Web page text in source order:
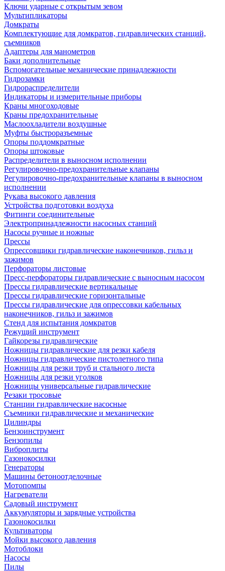
Ключи ударные с открытым зевом
Мультипликаторы
Домкраты
Комплектующие для домкратов, гидравлических станций,
съемников
Адаптеры для манометров
Баки дополнительные
Вспомогательные механические принадлежности
Гидрозамки
Гидрораспределители
Индикаторы и измерительные приборы
Краны многоходовые
Краны предохранительные
Маслоохладители воздушные
Муфты быстроразъемные
Опоры поддомкратные
Опоры штоковые
Распределители в выносном исполнении
Регулировочно-предохранительные клапаны
Регулировочно-предохранительные клапаны в выносном
исполнении
Рукава высокого давления
Устройства подготовки воздуха
Фитинги соединительные
Электропринадлежности насосных станций
Насосы ручные и ножные
Прессы
Опрессовщики гидравлические наконечников, гильз и
зажимов
Перфораторы листовые
Пресс-перфораторы гидравлические с выносным насосом
Прессы гидравлические вертикальные
Прессы гидравлические горизонтальные
Прессы гидравлические для опрессовки кабельных
наконечников, гильз и зажимов
Стенд для испытания домкратов
Режущий инструмент
Гайкорезы гидравлические
Ножницы гидравлические для резки кабеля
Ножницы гидравлические пистолетного типа
Ножницы для резки труб и стального листа
Ножницы для резки уголков
Ножницы универсальные гидравлические
Резаки тросовые
Станции гидравлические насосные
Съемники гидравлические и механические
Цилиндры
Бензоинструмент
Бензопилы
Виброплиты
Газонокосилки
Генераторы
Машины бетоноотделочные
Мотопомпы
Нагреватели
Садовый инструмент
Аккумуляторы и зарядные устройства
Газонокосилки
Культиваторы
Мойки высокого давления
Мотоблоки
Насосы
Пилы